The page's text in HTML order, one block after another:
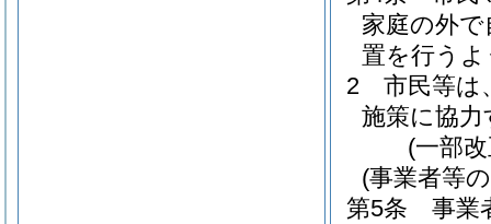
家庭の外
置を行う
2
市民等は
施策に協
(一部
(事業者等
第5条
事業